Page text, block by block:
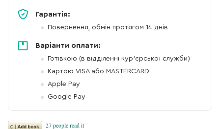
Гарантія:
Повернення, обмін протягом 14 днів
Варіанти оплати:
Готівкою (в відділенні кур'єрської служби)
Картою VISA або MASTERCARD
Apple Pay
Google Pay